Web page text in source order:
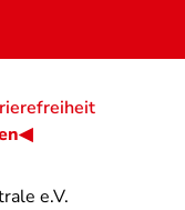
e.V.